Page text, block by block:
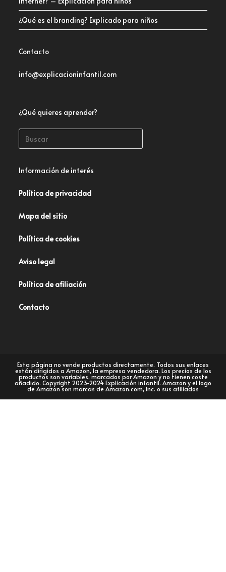
¿Qué es el branding? Explicado para niños
Contacto
info@explicacioninfantil.com
¿Qué quieres aprender?
Información de interés
Política de privacidad
Mapa del sitio
Política de cookies
Aviso legal
Política de afiliación
Contacto
Esta página no vende productos directamente. Todos sus enlaces
están dirigidos a Amazon, la empresa vendedora. Los precios de los
productos son variables, marcados por Amazon y no tienen coste
añadido. Copyright 2023-2024 Explicación infantil. Amazon y el logo
de Amazon son marcas de Amazon.com, Inc. o sus afiliados